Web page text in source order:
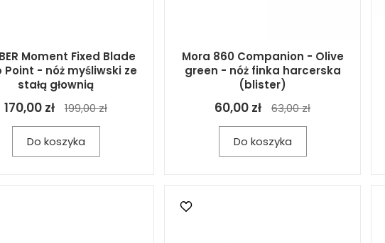
Moment Fixed Blade
Point - nóż myśliwski ze
stałą głownią
170,00 zł 199,00 zł
Do koszyka
Mora 860 Companion - Olive
green - nóż finka harcerska
(blister)
60,00 zł 63,00 zł
Do koszyka